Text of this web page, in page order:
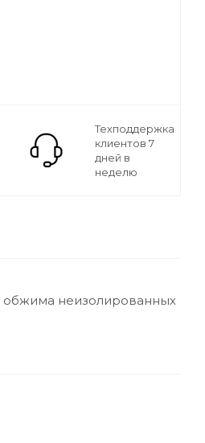
Техподдержка
клиентов 7
дней в
неделю
обжима неизолированных